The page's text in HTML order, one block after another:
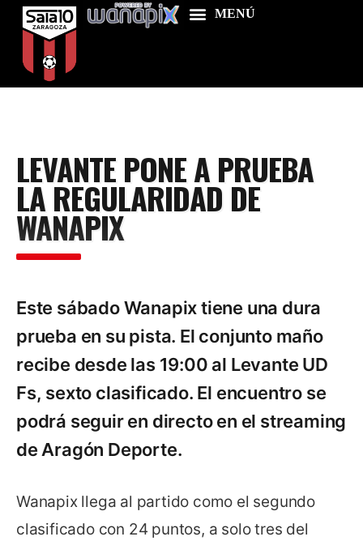
Food & Drink
Features
News
Contacts
LEVANTE PONE A PRUEBA
LA REGULARIDAD DE
WANAPIX
Este sábado Wanapix tiene una dura
prueba en su pista. El conjunto maño
recibe desde las 19:00 al Levante UD
Fs, sexto clasificado. El encuentro se
podrá seguir en directo en el streaming
de Aragón Deporte.
Wanapix llega al partido como el segundo
clasificado con 24 puntos, a solo tres del